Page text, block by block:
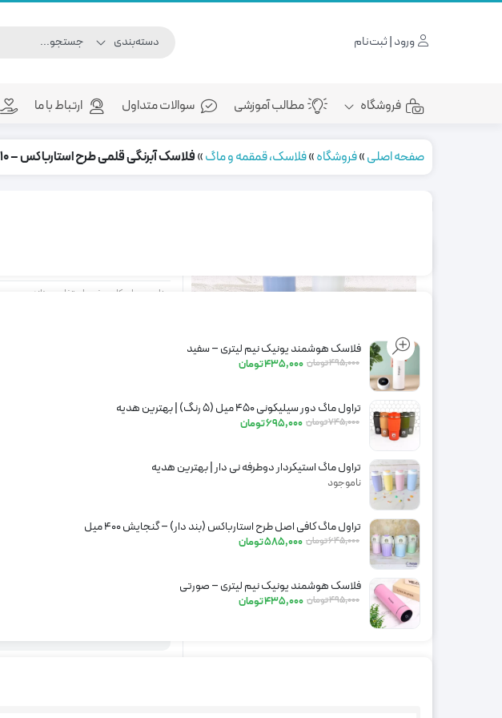
ورود | ثبت‌نام
فروشگاه مطالب آموزشی سوالات متداول ارتباط با ما
صفحه اصلی»فروشگاه»فلاسک، قمقمه و ماگ»فلاسک آبرنگی قلمی طرح استارباکس – 310 میلی لیتری
مناسب برای کار، سفر و استفاده روزانه
قابلیت نگهداری دمای مایعات تا حداکثر 6 ساعت
ضد خش و لک
فلاسک هوشمند یونیک نیم لیتری – سفید
495,000تومان 435,000تومان
تراول ماگ دور سیلیکونی 450 میل (5 رنگ) | بهترین هدیه
745,000تومان 695,000تومان
تراول ماگ استیکردار دوطرفه نی دار | بهترین هدیه
ناموجود
تراول ماگ کافی اصل طرح استارباکس (بند دار) – گنجایش 400 میل
645,000تومان 585,000تومان
فلاسک هوشمند یونیک نیم لیتری – صورتی
495,000تومان 435,000تومان